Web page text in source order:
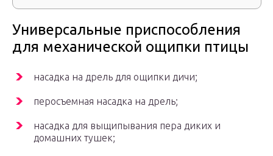
Универсальные приспособления
для механической ощипки птицы
насадка на дрель для ощипки дичи;
перосъемная насадка на дрель;
насадка для выщипывания пера диких и
домашних тушек;